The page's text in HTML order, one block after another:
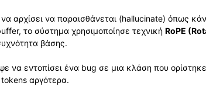
να αρχίσει να παραισθάνεται (hallucinate) όπως
το σύστημα χρησιμοποίησε τεχνική RoPE
βάσης.
να εντοπίσει ένα bug σε μια κλάση που
αργότερα.